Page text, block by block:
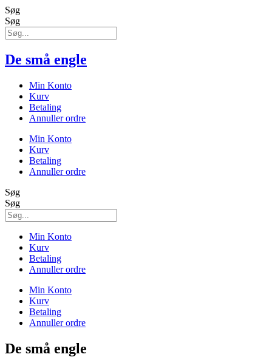
Søg
Søg
De små engle
Min Konto
Kurv
Betaling
Annuller ordre
Min Konto
Kurv
Betaling
Annuller ordre
Søg
Søg
Min Konto
Kurv
Betaling
Annuller ordre
Min Konto
Kurv
Betaling
Annuller ordre
De små engle